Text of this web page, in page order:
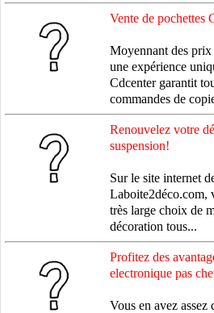
Vente de pochettes
Moyennant des prix
une expérience
Cdcenter garantit
commandes de
Renouvelez votre
suspension!
Sur le site internet
Laboite2déco.com,
très large choix de
décoration tous...
Profitez des
electronique pas
Vous en avez assez